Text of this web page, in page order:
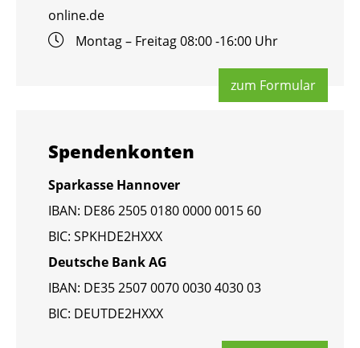
online.​de
Mon­tag – Frei­tag 08:00 -16:00 Uhr
zum For­mu­lar
Spen­den­kon­ten
Spar­kas­se Han­no­ver
IBAN: DE86 2505 0180 0000 0015 60
BIC: SPKHDE2HXXX
Deut­sche Bank AG
IBAN: DE35 2507 0070 0030 4030 03
BIC: DEUT­DE2HXXX